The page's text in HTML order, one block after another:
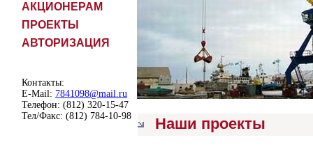
АКЦИОНЕРАМ
ПРОЕКТЫ
АВТОРИЗАЦИЯ
Контакты:
E-Mail: 7841098@mail.ru
Телефон: (812) 320-15-47
Тел/Факс: (812) 784-10-98
Наши проекты